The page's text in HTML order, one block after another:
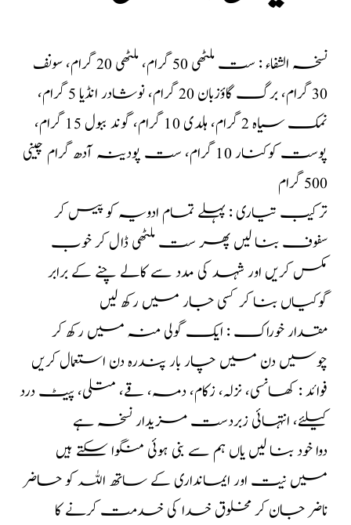
نسخہ الشفاء : ست ملٹھی 50 گرام، ملٹھی 20 گرام، سونف
30 گرام، برگ گاؤزبان 20 گرام، نوشادر انڈیا 5 گرام،
نمک سیاہ 2 گرام، ہلدی 10 گرام، گوند ببول 15 گرام،
پوست کوکنار 10 گرام، ست پودینہ آدھ گرام چینی
500 گرام
ترکیب تیاری : پہلے تمام ادویہ کو پیس کر
سفوف بنا لیں پھر ست ملٹھی ڈال کر خوب
مکس کریں اور شہد کی مدد سے کالے چنے کے برابر
گوکیاں بنا کر کسی جار میں رکھ لیں
مقدار خوراک : ایک گولی منہ میں رکھ کر
چوسیں دن میں چار بار پندرہ دن استعمال کریں
فوائد : کھانسی، نزلہ، زکام، دمہ، قے، متلی، پیٹ درد
کیلئے، انتہائی زبردست مزیدار نسخہ ہے
دوا خود بنا لیں یاں ہم سے بنی ہوئی منگوا سکتے ہیں
میں نیت اور ایمانداری کے ساتھ اللہ کو حاضر
ناضر جان کر مخلوق خدا کی خدمت کرنے کا